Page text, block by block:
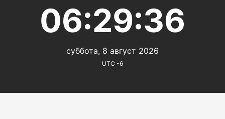
06:29:36
суббота, 8 август 2026
UTC -6